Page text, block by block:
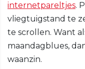
internetpareltjes.
vliegtuigstand te
te scrollen. Want
maandagblues,
waanzin.